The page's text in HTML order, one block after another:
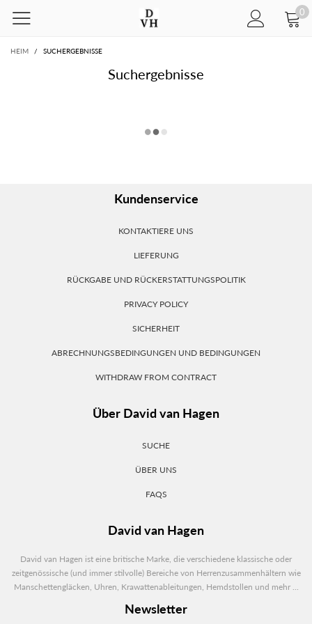
0
HEIM / SUCHERGEBNISSE
Suchergebnisse
Kundenservice
KONTAKTIERE UNS
LIEFERUNG
RÜCKGABE UND RÜCKERSTATTUNGSPOLITIK
PRIVACY POLICY
SICHERHEIT
ABRECHNUNGSBEDINGUNGEN UND BEDINGUNGEN
WITHDRAW FROM CONTRACT
Über David van Hagen
SUCHE
ÜBER UNS
FAQS
David van Hagen
David van Hagen ist eine britische Marke, die verschiedene klassische oder
zeitgenössische (und immer stilvolle) Bereiche von Herrenzusammenhältern wie
Manschettengläcken, Uhren, Krawattenableitungen, Hemdstollen und mehr ...
Newsletter